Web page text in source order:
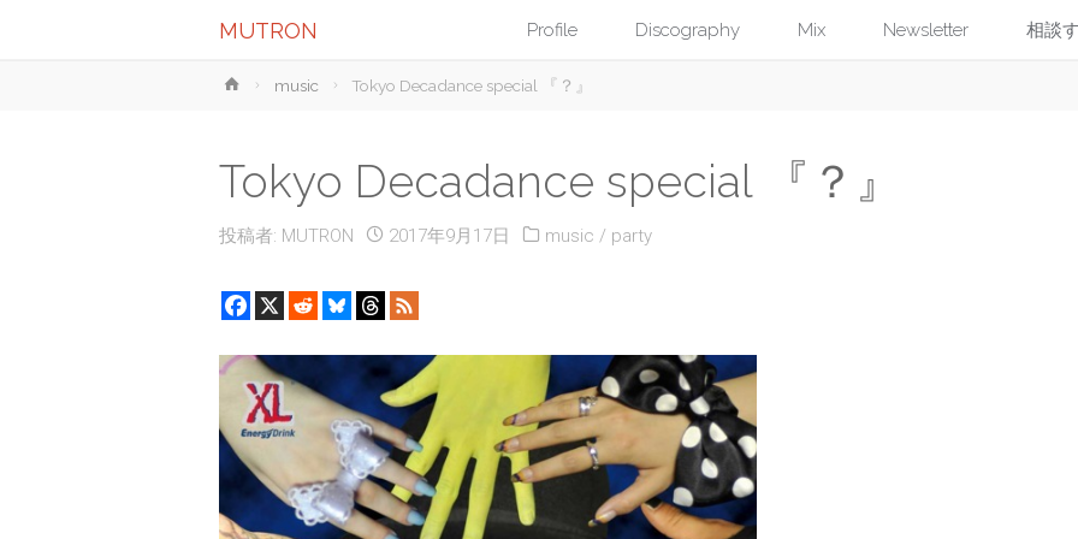
MUTRON コ
ン
ス
キ
ッ
Profile Discography Mix Newsletter 相談
ホ
music Tokyo Decadance special 『？』
Tokyo Decadance special 『？』
投稿者: MUTRON 2017年9月17日 music / party